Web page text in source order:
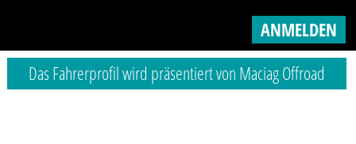
ANMELDEN
Das Fahrerprofil wird präsentiert von Maciag Offroad